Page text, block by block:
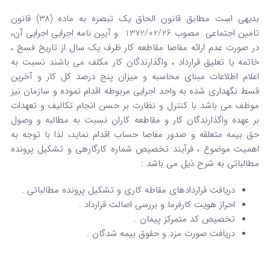
بدیهی است مطابق قانون الحاق یک تبصره به ماده (38) قانون
تامین اجتماعی مصوب 1372/02/26 و آیین نامه اجرایی اجرایی آن،
در صورت عدم ارائه مفاصا مقاطعه کار ظرف یک سال از تاریخ فسخ ،
خاتمه یا تعلیق قرارداد ، واگذارندگان کار مکلف می باشند نسبت به
اعلام اطلاعات مبنای محاسبه و میزان پنج درصد کل کار و آخرین
قسط نگهداری شده به واحد اجرایی مربوطه اقدام نموده و سازمان نیز
موظف می باشد با کنترل و نظارت بر حسن انجام تکالیف و تعهدات
بر عهده واگذارندگان کار و مقاطعه کاران نسبت به مطالبه و وصول
حق بیمه متعلقه و صدور مفاصا حساب اقدام نماید، لذا با توجه به
اهمیت موضوع ، فرآیند تخصیص شماره کارگارهی و تشکیل پرونده
مطالباتی به شرح ذیل می باشد :
دریافت قراردادهای مقاطه کاری و تشکیل پرونده مطالباتی .
احراز هویت کارفرما و بررسی اصالت قرارداد .
تخصیص کد متمرکز پیمان .
دریافت صورت مزد و حقوق بیمه شدگان .